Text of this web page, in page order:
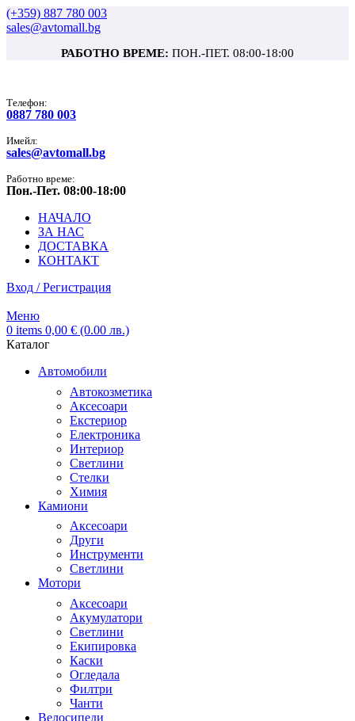
(+359) 887 780 003
sales@avtomall.bg
РАБОТНО ВРЕМЕ: ПОН.-ПЕТ. 08:00-18:00
Tелефон:
0887 780 003
Имейл:
sales@avtomall.bg
Работно време:
Пон.-Пет. 08:00-18:00
НАЧАЛО
ЗА НАС
ДОСТАВКА
КОНТАКТ
Вход / Регистрация
Меню
0 items 0,00 € (0.00 лв.)
Каталог
Автомобили
Автокозметика
Аксесоари
Екстериор
Електроника
Интериор
Светлини
Стелки
Химия
Камиони
Аксесоари
Други
Инструменти
Светлини
Мотори
Аксесоари
Акумулатори
Светлини
Екипировка
Каски
Огледала
Филтри
Чанти
Велосипеди